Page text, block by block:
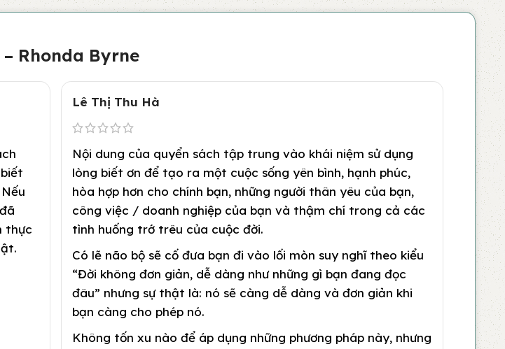
Rhonda Byrne
thực
Lê Thị Thu Hà
Nội dung của quyển sách tập trung vào khái niệm sử dụng
lòng biết ơn để tạo ra một cuộc sống yên bình, hạnh phúc,
hòa hợp hơn cho chính bạn, những người thân yêu của bạn,
công việc / doanh nghiệp của bạn và thậm chí trong cả các
tình huống trớ trêu của cuộc đời.
Có lẽ não bộ sẽ cố đưa bạn đi vào lối mòn suy nghĩ theo kiểu
“Đời không đơn giản, dễ dàng như những gì bạn đang đọc
đâu” nhưng sự thật là: nó sẽ càng dễ dàng và đơn giản khi
bạn càng cho phép nó.
Không tốn xu nào để áp dụng những phương pháp này, nhưng